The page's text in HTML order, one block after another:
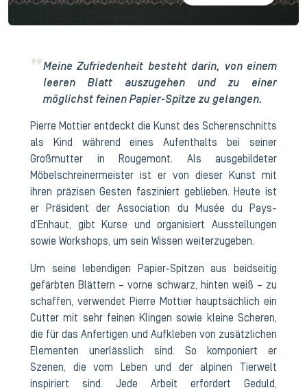
Meine Zufriedenheit besteht darin, von einem
leeren Blatt auszugehen und zu einer
möglichst feinen Papier-Spitze zu gelangen.
Pierre Mottier entdeckt die Kunst des Scherenschnitts
als Kind während eines Aufenthalts bei seiner
Großmutter in Rougemont. Als ausgebildeter
Möbelschreinermeister ist er von dieser Kunst mit
ihren präzisen Gesten fasziniert geblieben. Heute ist
er Präsident der Association du Musée du Pays-
d’Enhaut, gibt Kurse und organisiert Ausstellungen
sowie Workshops, um sein Wissen weiterzugeben.
Um seine lebendigen Papier-Spitzen aus beidseitig
gefärbten Blättern – vorne schwarz, hinten weiß – zu
schaffen, verwendet Pierre Mottier hauptsächlich ein
Cutter mit sehr feinen Klingen sowie kleine Scheren,
die für das Anfertigen und Aufkleben von zusätzlichen
Elementen unerlässlich sind. So komponiert er
Szenen, die vom Leben und der alpinen Tierwelt
inspiriert sind. Jede Arbeit erfordert Geduld,